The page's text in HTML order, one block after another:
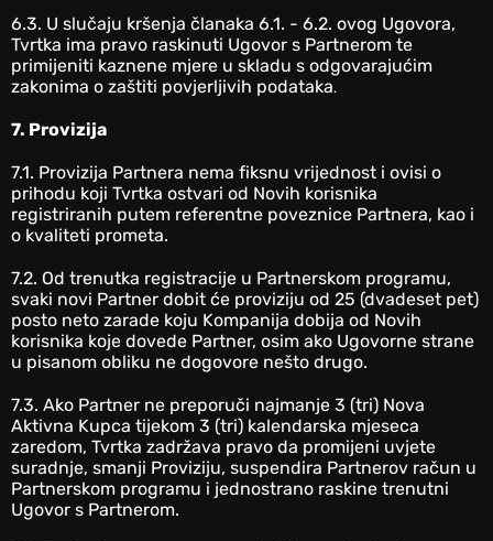
‎6.3. ‎U slučaju kršenja članaka 6.1. - 6.2. ovog Ugovora,
Tvrtka ima pravo raskinuti Ugovor s Partnerom te
primijeniti kaznene mjere u skladu s odgovarajućim
zakonima o zaštiti povjerljivih podataka.
7. Provizija
‎7.1. Provizija Partnera nema fiksnu vrijednost i ovisi o
prihodu koji Tvrtka ostvari od Novih korisnika
registriranih putem referentne poveznice Partnera, kao i
o kvaliteti prometa.
‎7.2. Od trenutka registracije u Partnerskom programu,
svaki novi Partner dobit će proviziju od 25 (dvadeset pet)
posto neto zarade koju Kompanija dobija od Novih
korisnika koje dovede Partner, osim ako Ugovorne strane
u pisanom obliku ne dogovore nešto drugo.
7.3. Ako Partner ne preporuči najmanje 3 (tri) Nova
Aktivna Kupca tijekom 3 (tri) kalendarska mjeseca
zaredom, Tvrtka zadržava pravo da promijeni uvjete
suradnje, smanji Proviziju, suspendira Partnerov račun u
Partnerskom programu i jednostrano raskine trenutni
Ugovor s Partnerom.